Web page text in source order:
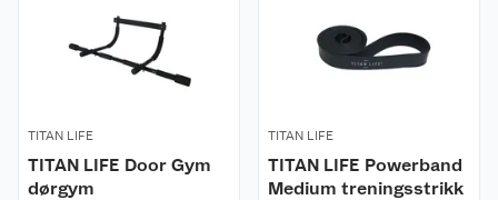
TITAN LIFE
TITAN LIFE Door Gym
dørgym
TITAN LIFE
TITAN LIFE Powerband
Medium treningsstrikk